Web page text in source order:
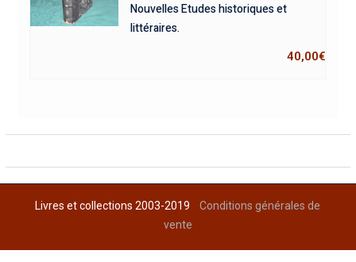
Nouvelles Etudes historiques et
littéraires.
40,00€
Livres et collections 2003-2019Conditions générales de
vente